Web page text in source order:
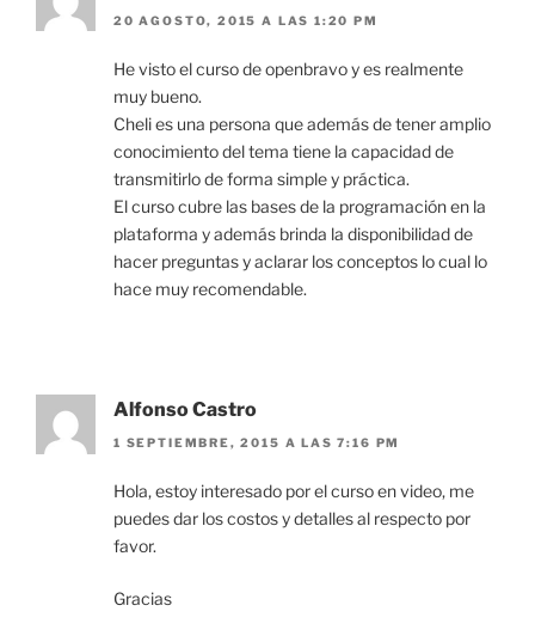
20 AGOSTO, 2015 A LAS 1:20 PM
He visto el curso de openbravo y es realmente
muy bueno.
Cheli es una persona que además de tener amplio
conocimiento del tema tiene la capacidad de
transmitirlo de forma simple y práctica.
El curso cubre las bases de la programación en la
plataforma y además brinda la disponibilidad de
hacer preguntas y aclarar los conceptos lo cual lo
hace muy recomendable.
Alfonso Castro
1 SEPTIEMBRE, 2015 A LAS 7:16 PM
Hola, estoy interesado por el curso en video, me
puedes dar los costos y detalles al respecto por
favor.
Gracias